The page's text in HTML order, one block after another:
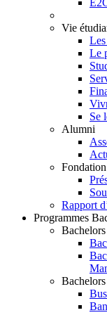
Vie
Le
Se
Alumni
Rapport
Programmes